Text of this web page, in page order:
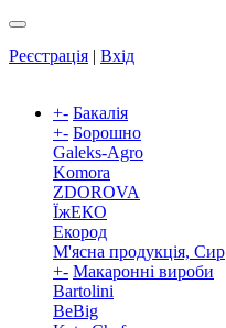
Реєстрація | Вхід
+- Бакалія
+- Борошно
Galeks-Agro
Komora
ZDOROVA
ЇжЕКО
Екород
М'ясна продукція, Сир
+- Макаронні вироби
Bartolini
BeBig